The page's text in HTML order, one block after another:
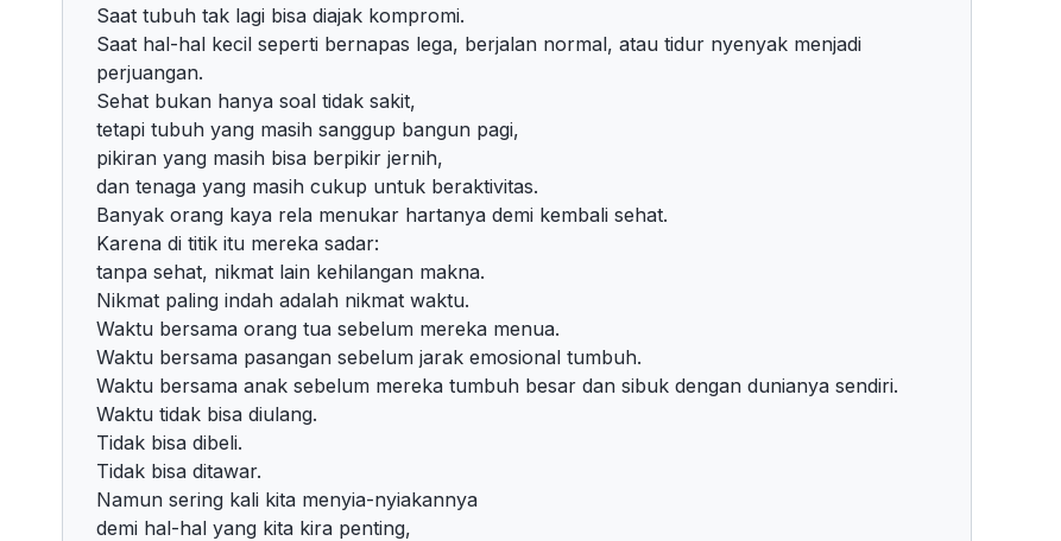
Saat tubuh tak lagi bisa diajak kompromi.
Saat hal-hal kecil seperti bernapas lega, berjalan normal, atau tidur nyenyak menjadi
perjuangan.
Sehat bukan hanya soal tidak sakit,
tetapi tubuh yang masih sanggup bangun pagi,
pikiran yang masih bisa berpikir jernih,
dan tenaga yang masih cukup untuk beraktivitas.
Banyak orang kaya rela menukar hartanya demi kembali sehat.
Karena di titik itu mereka sadar:
tanpa sehat, nikmat lain kehilangan makna.
Nikmat paling indah adalah nikmat waktu.
Waktu bersama orang tua sebelum mereka menua.
Waktu bersama pasangan sebelum jarak emosional tumbuh.
Waktu bersama anak sebelum mereka tumbuh besar dan sibuk dengan dunianya sendiri.
Waktu tidak bisa diulang.
Tidak bisa dibeli.
Tidak bisa ditawar.
Namun sering kali kita menyia-nyiakannya
demi hal-hal yang kita kira penting,